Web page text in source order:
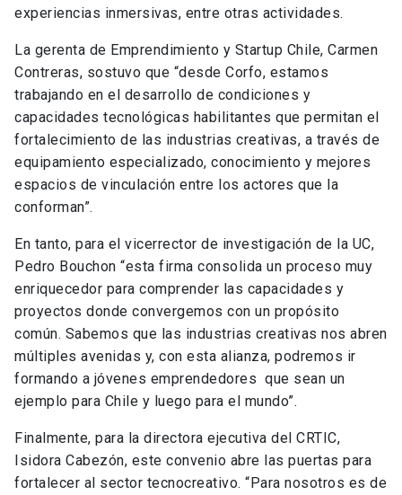
experiencias inmersivas, entre otras actividades.
La gerenta de Emprendimiento y Startup Chile, Carmen
Contreras, sostuvo que “desde Corfo, estamos
trabajando en el desarrollo de condiciones y
capacidades tecnológicas habilitantes que permitan el
fortalecimiento de las industrias creativas, a través de
equipamiento especializado, conocimiento y mejores
espacios de vinculación entre los actores que la
conforman”.
En tanto, para el vicerrector de investigación de la UC,
Pedro Bouchon “esta firma consolida un proceso muy
enriquecedor para comprender las capacidades y
proyectos donde convergemos con un propósito
común. Sabemos que las industrias creativas nos abren
múltiples avenidas y, con esta alianza, podremos ir
formando a jóvenes emprendedores que sean un
ejemplo para Chile y luego para el mundo”.
Finalmente, para la directora ejecutiva del CRTIC,
Isidora Cabezón, este convenio abre las puertas para
fortalecer al sector tecnocreativo. “Para nosotros es de